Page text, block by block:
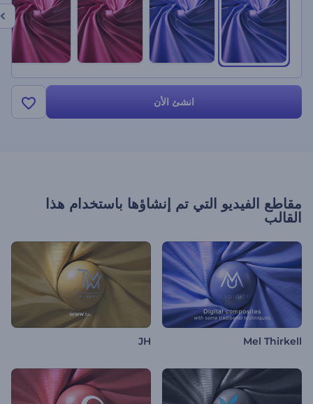
انشئ الأن
مقاطع الفيديو التي تم إنشاؤها باستخدام هذا
القالب
Mel Thirkell
JH